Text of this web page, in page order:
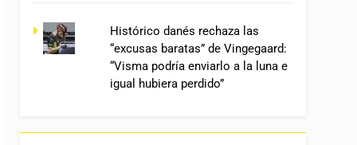
Histórico danés rechaza las
“excusas baratas” de Vingegaard:
“Visma podría enviarlo a la luna e
igual hubiera perdido”